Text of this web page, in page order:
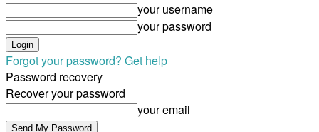
your username
your password
Forgot your password? Get help
Password recovery
Recover your password
your email